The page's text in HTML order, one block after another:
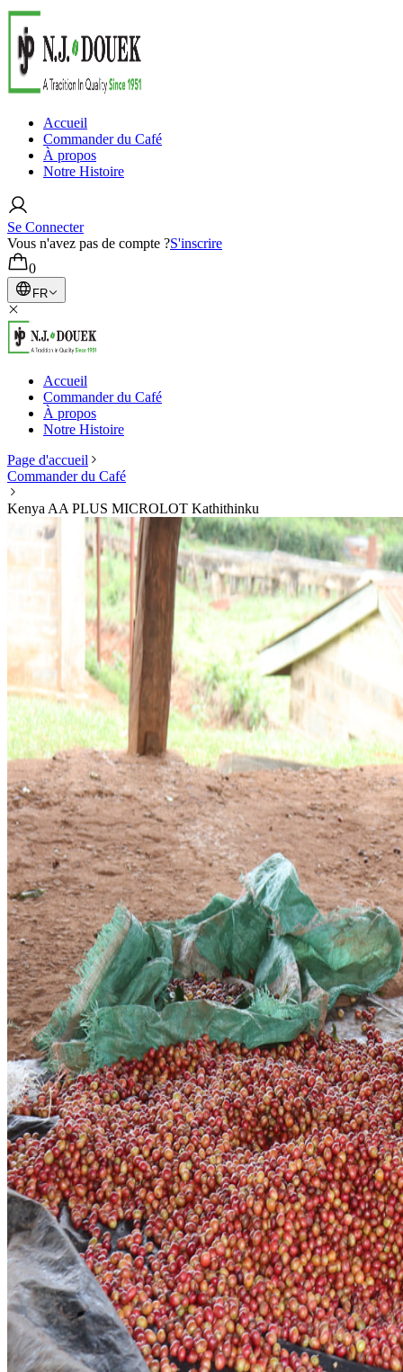
Accueil
Commander du Café
À propos
Notre Histoire
Se Connecter
Vous n'avez pas de compte ?S'inscrire
0
FR
Accueil
Commander du Café
À propos
Notre Histoire
Page d'accueil
Commander du Café
Kenya AA PLUS MICROLOT Kathithinku